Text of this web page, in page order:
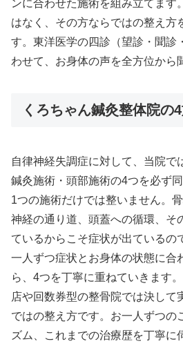
ンに合わせた施術を組み立てます
はなく、その方ならではの整え方
す。東洋医学の四診（望診・聞診
わせて、お身体の声を全方位から
くろちゃん鍼灸整体院の
自律神経失調症に対して、当院で
鍼灸施術・頭部施術の4つを必ず
1つの施術だけでは整いません。
神経の通り道、頭蓋への循環、そ
ているからこそ症状が出ているの
一人ずつ症状とお身体の状態に合
ら、4つを丁寧に重ねていきます
店や回数券型の整骨院では決して
ではの整え方です。お一人ずつの
ズム、これまでの治療歴を丁寧に